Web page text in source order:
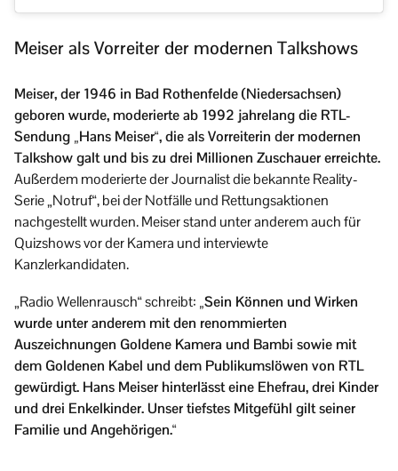
Meiser als Vorreiter der modernen Talkshows
Meiser, der 1946 in Bad Rothenfelde (Niedersachsen)
geboren wurde, moderierte ab 1992 jahrelang die RTL-
Sendung „Hans Meiser“, die als Vorreiterin der modernen
Talkshow galt und bis zu drei Millionen Zuschauer erreichte.
Außerdem moderierte der Journalist die bekannte Reality-
Serie „Notruf“, bei der Notfälle und Rettungsaktionen
nachgestellt wurden. Meiser stand unter anderem auch für
Quizshows vor der Kamera und interviewte
Kanzlerkandidaten.
„Radio Wellenrausch“ schreibt: „Sein Können und Wirken
wurde unter anderem mit den renommierten
Auszeichnungen Goldene Kamera und Bambi sowie mit
dem Goldenen Kabel und dem Publikumslöwen von RTL
gewürdigt. Hans Meiser hinterlässt eine Ehefrau, drei Kinder
und drei Enkelkinder. Unser tiefstes Mitgefühl gilt seiner
Familie und Angehörigen.“